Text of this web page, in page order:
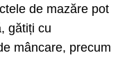
de mazăre pot
gătiți cu
mâncare, precum